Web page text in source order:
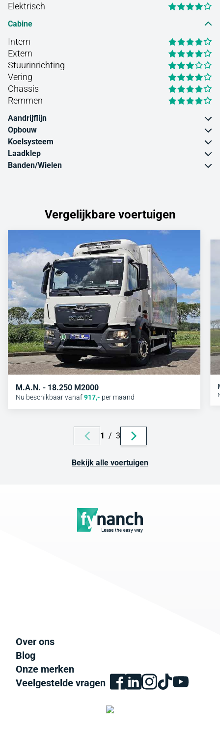
Elektrisch
Cabine
Intern
Extern
Stuurinrichting
Vering
Chassis
Remmen
Aandrijflijn
Opbouw
Koelsysteem
Laadklep
Banden/Wielen
Vergelijkbare voertuigen
M.A.N. - 18.250 M2000
Nu beschikbaar vanaf917,- per maand
1 / 3
Bekijk alle voertuigen
Over ons
Blog
Onze merken
Veelgestelde vragen